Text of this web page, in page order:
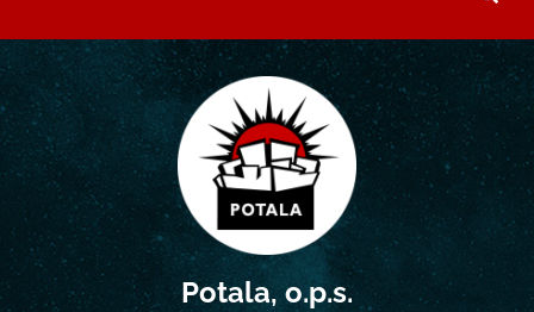
Potala, o.p.s.